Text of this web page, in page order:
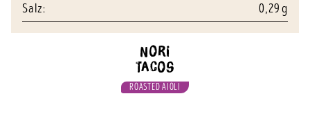
Salz:
0,29 g
Nori
Tacos
ROASTED AIOLI